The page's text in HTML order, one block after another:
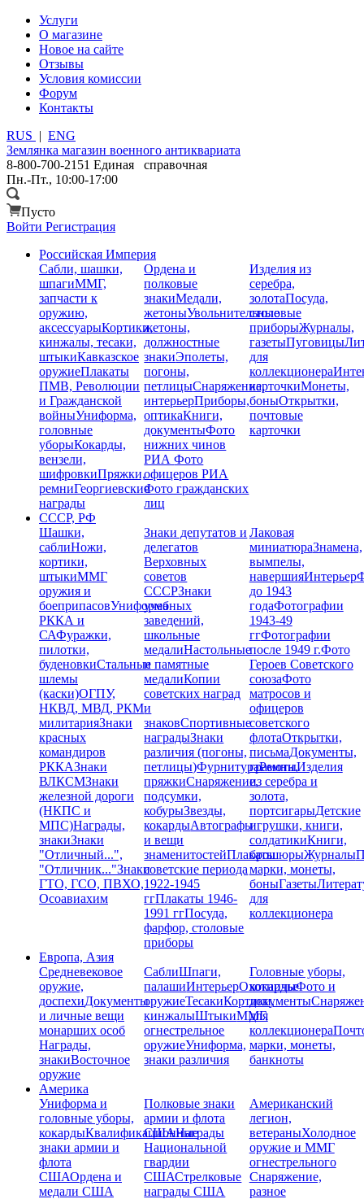
Услуги
О магазине
Новое на сайте
Отзывы
Условия комиссии
Форум
Контакты
RUS | ENG
Землянка магазин военного антиквариата
8-800-700-2151 Единая справочная
Пн.-Пт., 10:00-17:00
Пусто
Войти Регистрация
Российская Империя
Сабли, шашки,
шпагиММГ,
запчасти к
оружию,
аксессуарыКортики,
кинжалы, тесаки,
штыкиКавказское
оружиеПлакаты
ПМВ, Революции
и Гражданской
войныУниформа,
головные
уборыКокарды,
вензели,
шифровкиПряжки,
ремниГеоргиевские
награды
Ордена и
полковые
знакиМедали,
жетоныУвольнительные
жетоны,
должностные
знакиЭполеты,
погоны,
петлицыСнаряжение,
интерьерПриборы,
оптикаКниги,
документыФото
нижних чинов
РИАФото
офицеров РИА
Фото гражданских
лиц
Изделия из
серебра,
золотаПосуда,
столовые
приборыЖурналы,
газетыПуговицы
для
коллекционера
карточкиМонеты,
боныОткрытки,
почтовые
карточки
СССР, РФ
Шашки,
саблиНожи,
кортики,
штыкиММГ
оружия и
боеприпасовУниформа
РККА и
САФуражки,
пилотки,
буденовкиСтальные
шлемы
(каски)ОГПУ,
НКВД, МВД, РКМ
милитарияЗнаки
красных
командиров
РККАЗнаки
ВЛКСМЗнаки
железной дороги
(НКПС и
МПС)Награды,
знакиЗнаки
"Отличный...",
"Отличник..."Знаки
ГТО, ГСО, ПВХО,
Осоавиахим
Знаки депутатов и
делегатов
Верховных
советов
СССРЗнаки
учебных
заведений,
школьные
медалиНастольные
и памятные
медалиКопии
советских наград
и
знаковСпортивные
наградыЗнаки
различия (погоны,
петлицы)ФурнитураРемни,
пряжкиСнаряжение,
подсумки,
кобурыЗвезды,
кокардыАвтографы
и вещи
знаменитостейПлакаты
советские периода
1922-1945
ггПлакаты 1946-
1991 ггПосуда,
фарфор, столовые
приборы
Лаковая
миниатюраЗнамена,
вымпелы,
навершияИнтерьер
до 1943
годаФотографии
1943-49
ггФотографии
после 1949 г.Фото
Героев Советского
союзаФото
матросов и
офицеров
советского
флотаОткрытки,
письмаДокументы,
грамотыИзделия
из серебра и
золота,
портсигарыДетские
игрушки, книги,
солдатикиКниги,
брошюрыЖурналы
марки, монеты,
боныГазеты
для
коллекционера
Европа, Азия
Средневековое
оружие,
доспехиДокументы
и личные вещи
монарших особ
Награды,
знакиВосточное
оружие
СаблиШпаги,
палашиИнтерьерОхотничье
оружиеТесакиКортики,
кинжалыШтыкиММГ,
огнестрельное
оружиеУниформа,
знаки различия
Головные уборы,
кокардыФото и
документы
для
коллекционера
марки, монеты,
банкноты
Америка
Униформа и
головные уборы,
кокардыКвалификационные
знаки армии и
флота
СШАОрдена и
медали США
Полковые знаки
армии и флота
СШАНаграды
Национальной
гвардии
СШАСтрелковые
награды США
Американский
легион,
ветераныХолодное
оружие и ММГ
огнестрельного
Снаряжение,
разное